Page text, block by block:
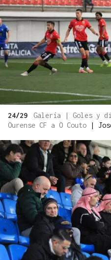
24/29
Galería | Goles y
Ourense CF a O Couto
|